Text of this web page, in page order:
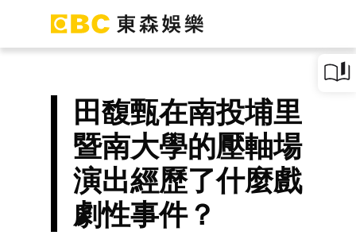
田馥甄在南投埔里
暨南大學的壓軸場
演出經歷了什麼戲
劇性事件？